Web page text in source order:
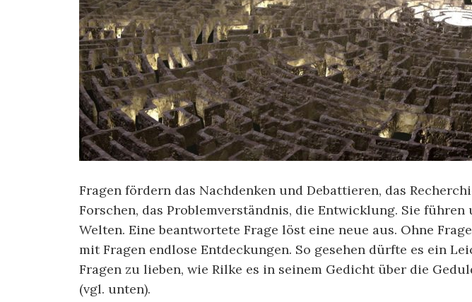
Fragen fördern das Nachdenken und Debattieren, das
Forschen, das Problemverständnis, die Entwicklung. Sie führen
Welten. Eine beantwortete Frage löst eine neue aus. Ohne
mit Fragen endlose Entdeckungen. So gesehen dürfte es ein
Fragen zu lieben, wie Rilke es in seinem Gedicht über die
(vgl. unten).